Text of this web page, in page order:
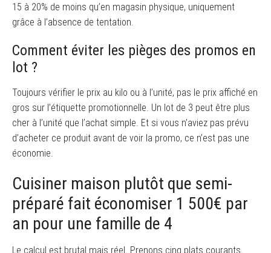
15 à 20% de moins qu’en magasin physique, uniquement
grâce à l’absence de tentation.
Comment éviter les pièges des promos en
lot ?
Toujours vérifier le prix au kilo ou à l’unité, pas le prix affiché en
gros sur l’étiquette promotionnelle. Un lot de 3 peut être plus
cher à l’unité que l’achat simple. Et si vous n’aviez pas prévu
d’acheter ce produit avant de voir la promo, ce n’est pas une
économie.
Cuisiner maison plutôt que semi-
préparé fait économiser 1 500€ par
an pour une famille de 4
Le calcul est brutal mais réel. Prenons cinq plats courants.